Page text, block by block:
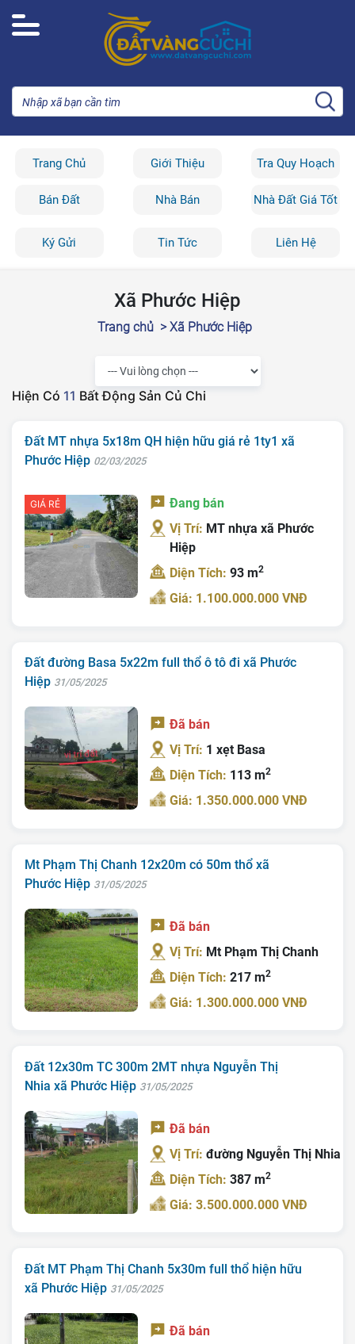
Trang Chủ Giới Thiệu Tra Quy Hoạch
Bán Đất Nhà Bán Nhà Đất Giá Tốt
Ký Gửi Tin Tức Liên Hệ
Xã Phước Hiệp
Trang chủ > Xã Phước Hiệp
Hiện Có 11 Bất Động Sản Củ Chi
Đất MT nhựa 5x18m QH hiện hữu giá rẻ 1ty1 xã
Phước Hiệp 02/03/2025
GIÁ RẺ
Đang bán
Vị Trí: MT nhựa xã Phước
Hiệp
Diện Tích:93 m2
Giá: 1.100.000.000 VNĐ
Đất đường Basa 5x22m full thổ ô tô đi xã Phước
Hiệp 31/05/2025
Đã bán
Vị Trí: 1 xẹt Basa
Diện Tích: 113 m2
Giá: 1.350.000.000 VNĐ
Mt Phạm Thị Chanh 12x20m có 50m thổ xã
Phước Hiệp 31/05/2025
Đã bán
Vị Trí: Mt Phạm Thị Chanh
Diện Tích:217 m2
Giá: 1.300.000.000 VNĐ
Đất 12x30m TC 300m 2MT nhựa Nguyễn Thị
Nhia xã Phước Hiệp 31/05/2025
Đã bán
Vị Trí:đường Nguyễn Thị Nhia
Diện Tích:387 m2
Giá: 3.500.000.000 VNĐ
Đất MT Phạm Thị Chanh 5x30m full thổ hiện hữu
xã Phước Hiệp 31/05/2025
Đã bán